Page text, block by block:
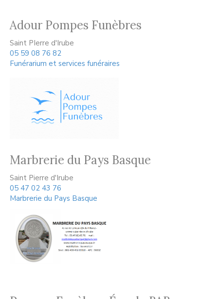
Adour Pompes Funèbres
Saint PIerre d'Irube
05 59 08 76 82
Funérarium et services funéraires
Marbrerie du Pays Basque
Saint Pierre d'Irube
05 47 02 43 76
Marbrerie du Pays Basque